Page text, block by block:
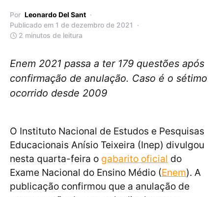
Por Leonardo Del Sant
Publicado em 1 de dezembro de 2021
2 minutos de leitura
Enem 2021 passa a ter 179 questões após
confirmação de anulação. Caso é o sétimo
ocorrido desde 2009
O Instituto Nacional de Estudos e Pesquisas
Educacionais Anísio Teixeira (Inep) divulgou
nesta quarta-feira o gabarito oficial do
Exame Nacional do Ensino Médio (Enem). A
publicação confirmou que a anulação de